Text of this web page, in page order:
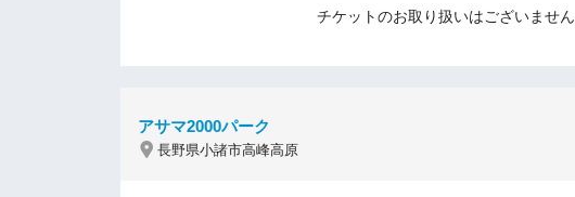
チケットのお取り扱いはございません
アサマ2000パーク
長野県小諸市高峰高原